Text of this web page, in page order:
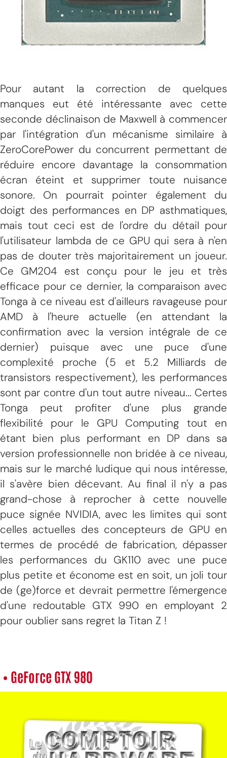
Pour autant la correction de quelques
manques eut été intéressante avec cette
seconde déclinaison de Maxwell à commencer
par l'intégration d'un mécanisme similaire à
ZeroCorePower du concurrent permettant de
réduire encore davantage la consommation
écran éteint et supprimer toute nuisance
sonore. On pourrait pointer également du
doigt des performances en DP asthmatiques,
mais tout ceci est de l'ordre du détail pour
l'utilisateur lambda de ce GPU qui sera à n'en
pas de douter très majoritairement un joueur.
Ce GM204 est conçu pour le jeu et très
efficace pour ce dernier, la comparaison avec
Tonga à ce niveau est d'ailleurs ravageuse pour
AMD à l'heure actuelle (en attendant la
confirmation avec la version intégrale de ce
dernier) puisque avec une puce d'une
complexité proche (5 et 5.2 Milliards de
transistors respectivement), les performances
sont par contre d'un tout autre niveau... Certes
Tonga peut profiter d'une plus grande
flexibilité pour le GPU Computing tout en
étant bien plus performant en DP dans sa
version professionnelle non bridée à ce niveau,
mais sur le marché ludique qui nous intéresse,
il s'avère bien décevant. Au final il n'y a pas
grand-chose à reprocher à cette nouvelle
puce signée NVIDIA, avec les limites qui sont
celles actuelles des concepteurs de GPU en
termes de procédé de fabrication, dépasser
les performances du GK110 avec une puce
plus petite et économe est en soit, un joli tour
de (ge)force et devrait permettre l'émergence
d'une redoutable GTX 990 en employant 2
pour oublier sans regret la Titan Z !
• GeForce GTX 980